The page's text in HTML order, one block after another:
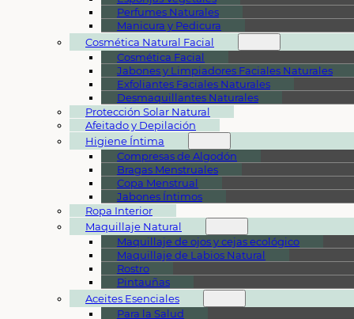
Perfumes Naturales
Manicura y Pedicura
Cosmética Natural Facial
Cosmética Facial
Jabones y Limpiadores Faciales Naturales
Exfoliantes Faciales Naturales
Desmaquillantes Naturales
Protección Solar Natural
Afeitado y Depilación
Higiene Íntima
Compresas de Algodón
Bragas Menstruales
Copa Menstrual
Jabones Íntimos
Ropa Interior
Maquillaje Natural
Maquillaje de ojos y cejas ecológico
Maquillaje de Labios Natural
Rostro
Pintauñas
Aceites Esenciales
Para la Salud